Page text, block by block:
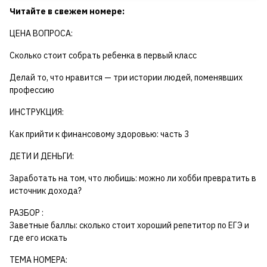
Читайте в свежем номере:
ЦЕНА ВОПРОСА:
Сколько стоит собрать ребенка в первый класс
Делай то, что нравится — три истории людей, поменявших
профессию
ИНСТРУКЦИЯ:
Как прийти к финансовому здоровью: часть 3
ДЕТИ И ДЕНЬГИ:
Заработать на том, что любишь: можно ли хобби превратить в
источник дохода?
РАЗБОР :
Заветные баллы: сколько стоит хороший репетитор по ЕГЭ и
где его искать
ТЕМА НОМЕРА: